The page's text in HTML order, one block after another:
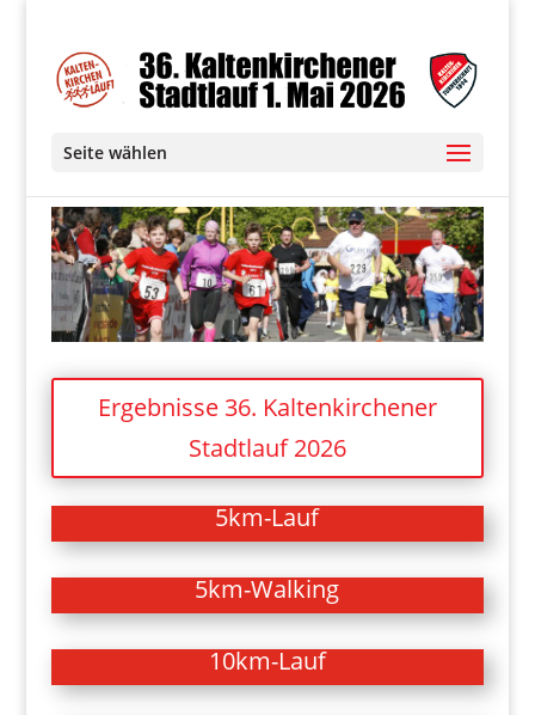
Seite wählen
Ergebnisse 36. Kaltenkirchener
Stadtlauf 2026
5km-Lauf
5km-Walking
10km-Lauf